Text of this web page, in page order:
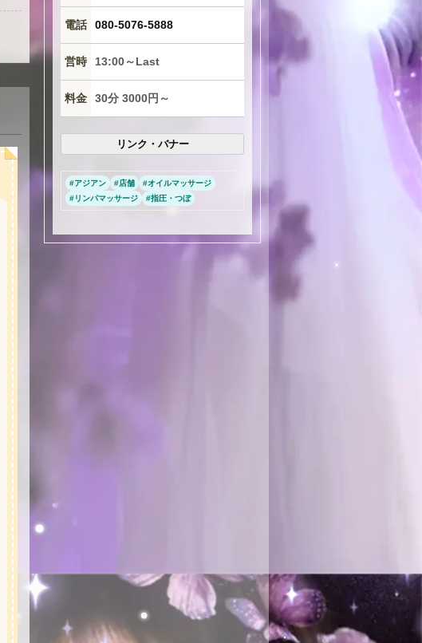
電話 080-5076-5888
営時 13:00～Last
料金 30分 3000円～
リンク・バナー
#アジアン #店舗 #オイルマッサージ
#リンパマッサージ #指圧・つぼ